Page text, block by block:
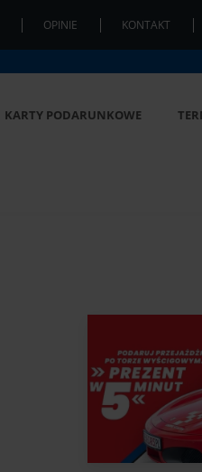
OPINIE KONTAKT
KARTY PODARUNKOWE